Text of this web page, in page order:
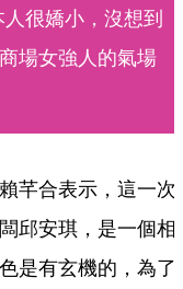
很嬌小，沒想到
場女強人的氣場
芊合表示，這一次
邱安琪，是一個相
是有玄機的，為了